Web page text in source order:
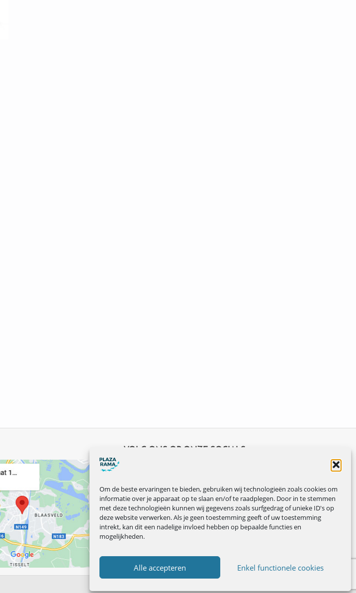
Om de beste ervaringen te bieden, gebruiken wij technologieën zoals cookies om
informatie over je apparaat op te slaan en/of te raadplegen. Door in te stemmen
met deze technologieën kunnen wij gegevens zoals surfgedrag of unieke ID's op
deze website verwerken. Als je geen toestemming geeft of uw toestemming
intrekt, kan dit een nadelige invloed hebben op bepaalde functies en
mogelijkheden.
Alle accepteren Enkel functionele cookies
VOLG ONS OP ONZE SOCIALS